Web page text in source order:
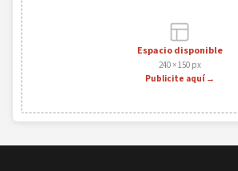
Espacio disponible
240 × 150 px
Publicite aquí →